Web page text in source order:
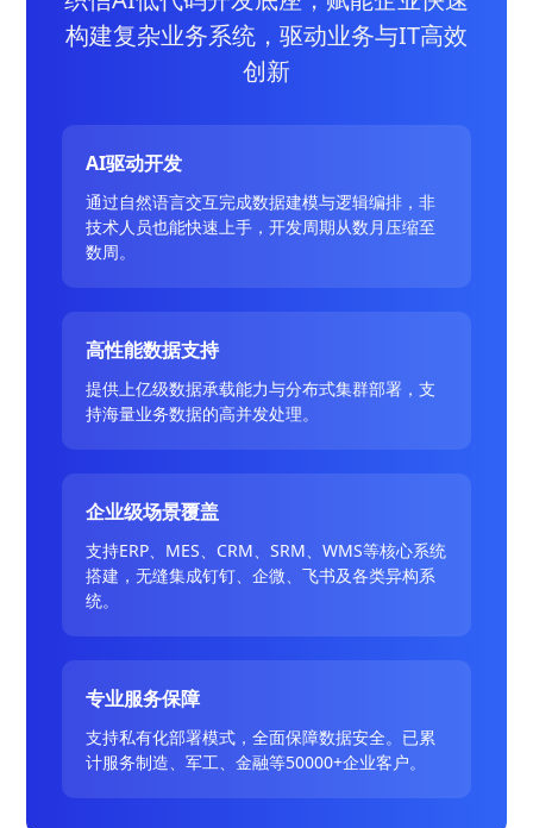
构建复杂业务系统，驱动业务与IT高效
创新
AI驱动开发
通过自然语言交互完成数据建模与逻辑编排，非
技术人员也能快速上手，开发周期从数月压缩至
数周。
高性能数据支持
提供上亿级数据承载能力与分布式集群部署，支
持海量业务数据的高并发处理。
企业级场景覆盖
支持ERP、MES、CRM、SRM、WMS等核心系统
搭建，无缝集成钉钉、企微、飞书及各类异构系
统。
专业服务保障
支持私有化部署模式，全面保障数据安全。已累
计服务制造、军工、金融等50000+企业客户。